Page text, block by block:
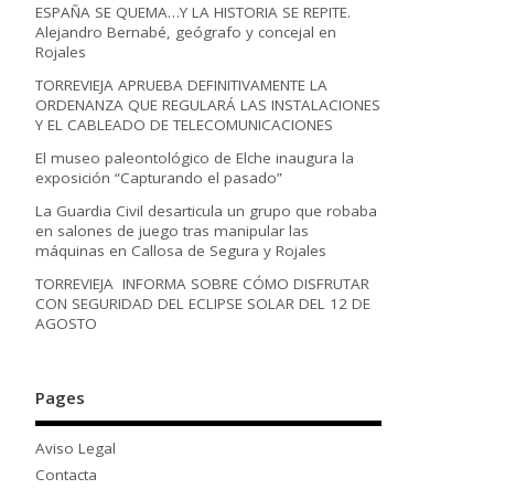
ESPAÑA SE QUEMA…Y LA HISTORIA SE REPITE.
Alejandro Bernabé, geógrafo y concejal en
Rojales
TORREVIEJA APRUEBA DEFINITIVAMENTE LA
ORDENANZA QUE REGULARÁ LAS INSTALACIONES
Y EL CABLEADO DE TELECOMUNICACIONES
El museo paleontológico de Elche inaugura la
exposición “Capturando el pasado”
La Guardia Civil desarticula un grupo que robaba
en salones de juego tras manipular las
máquinas en Callosa de Segura y Rojales
TORREVIEJA INFORMA SOBRE CÓMO DISFRUTAR
CON SEGURIDAD DEL ECLIPSE SOLAR DEL 12 DE
AGOSTO
Pages
Aviso Legal
Contacta